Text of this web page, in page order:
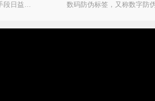
在防伪技术不断迭代、造假手段日益隐蔽的背景下，双层防伪标签凭借&ldquo;分层防护、多重验证&